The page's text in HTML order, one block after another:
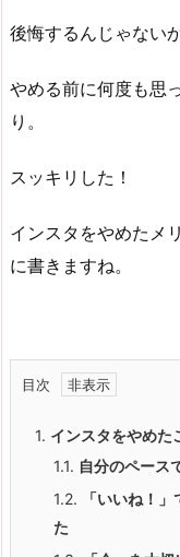
後悔するんじゃない
やめる前に何度も思
り。
スッキリした！
インスタをやめたメ
に書きますね。
目次
1. インスタをやめた
1.1. 自分のペース
1.2.
「いいね！
た